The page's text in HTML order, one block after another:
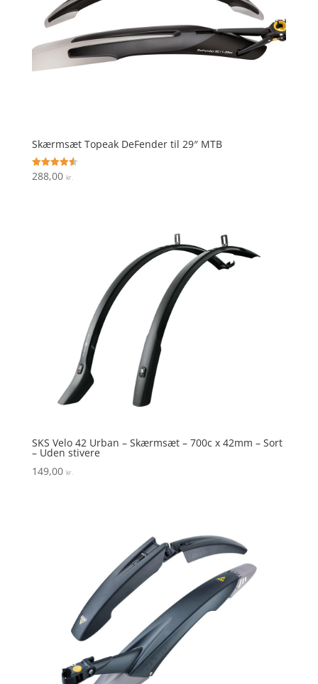
Skærmsæt Topeak DeFender til 29″ MTB
Vurderet
4.6
288,00 kr.
SKS Velo 42 Urban – Skærmsæt – 700c x 42mm – Sort
– Uden stivere
149,00 kr.